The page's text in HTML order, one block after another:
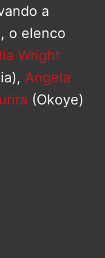
a
o elenco
Wright
Angela
(Okoye)